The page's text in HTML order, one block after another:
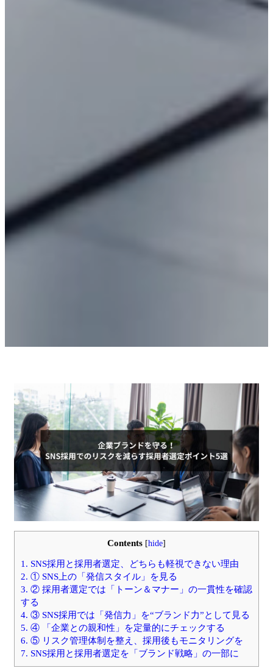
Contents [hide]
1. SNS採用と採用者選定、どちらも軽視できない理由
2. ① SNS上の「発信スタイル」を見る
3. ② 採用者選定では「トーン＆マナー」の一貫性を確認
する
4. ③ SNS採用では「発信力」を“ブランド力”として見る
5. ④ 「企業との親和性」を定量的にチェックする
6. ⑤ リスク管理体制を整え、採用後もモニタリングを
7. SNS採用と採用者選定を「ブランド戦略」の一部に